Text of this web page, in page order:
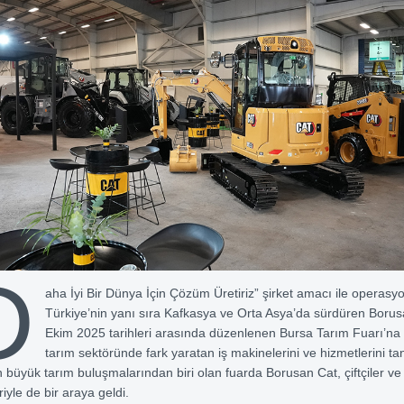
aha İyi Bir Dünya İçin Çözüm Üretiriz” şirket amacı ile
Türkiye’nin yanı sıra Kafkasya ve Orta Asya’da sürdüren
Ekim 2025 tarihleri arasında düzenlenen Bursa Tarım Fuarı’na
tarım sektöründe fark yaratan iş makinelerini ve hizmetlerini
büyük tarım buluşmalarından biri olan fuarda Borusan Cat, çiftçiler
de bir araya geldi.